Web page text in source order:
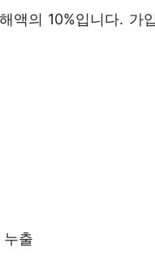
액의 10%입니다. 가
누출